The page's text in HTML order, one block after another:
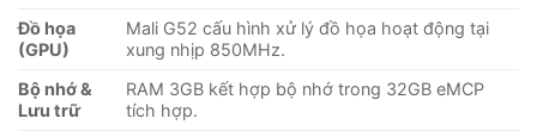
Đồ họa
(GPU)
Mali G52 cấu hình xử lý đồ họa hoạt động tại
xung nhịp 850MHz.
Bộ nhớ &
Lưu trữ
RAM 3GB kết hợp bộ nhớ trong 32GB eMCP
tích hợp.